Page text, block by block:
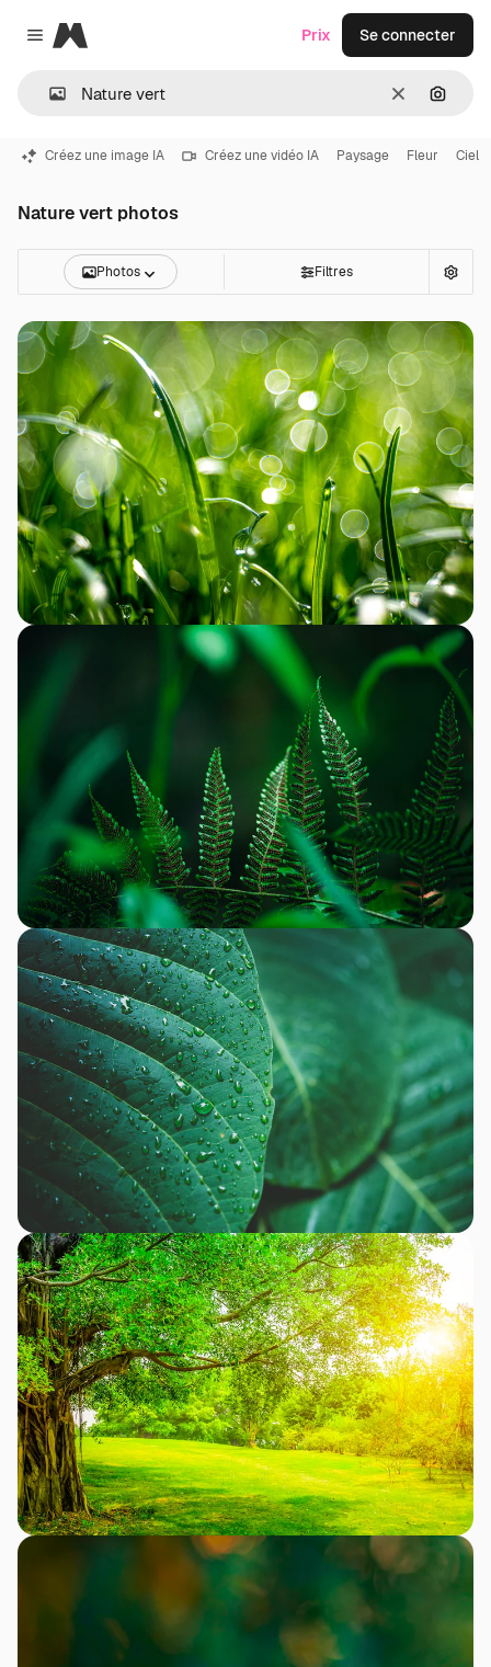
Close menu
Magnific
Effacer
Prix Se connecter
Créez une image IA Créez une vidéo IA Paysage Fleur Ciel
Nature vert photos
Photos Filtres